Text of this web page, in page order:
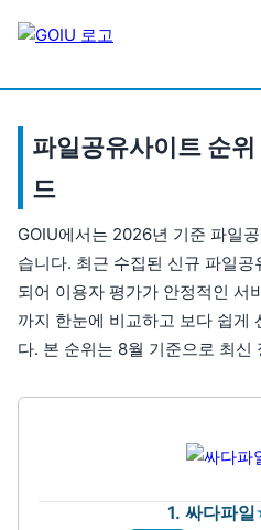
파일공유사이트 순
드
GOIU에서는 2026년 기준 파일
습니다. 최근 수집된 신규 파일
되어 이용자 평가가 안정적인 서
까지 한눈에 비교하고 보다 쉽게
다. 본 순위는 8월 기준으로 최신
1. 싸다파일